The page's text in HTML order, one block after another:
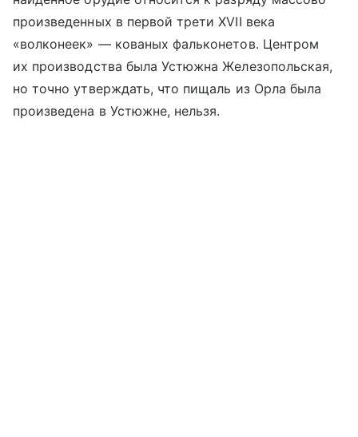
произведенных в первой трети XVII века
«волконеек» — кованых фальконетов. Центром
их производства была Устюжна Железопольская,
но точно утверждать, что пищаль из Орла была
произведена в Устюжне, нельзя.